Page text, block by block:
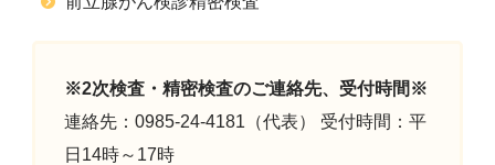
※2次検査・精密検査のご連絡先、受付時間※
連絡先：0985-24-4181（代表） 受付時間：平
日14時～17時